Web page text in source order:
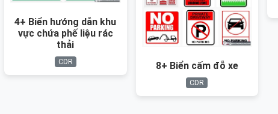
8+ Biển cấm đỗ xe
CDR
4+ Biển hướng dẫn khu
vực chứa phế liệu rác
thải
CDR